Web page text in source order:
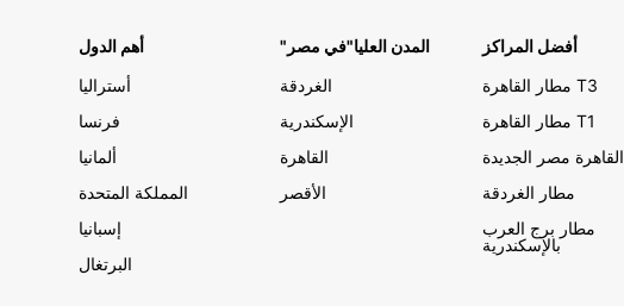
أهم الدول
أستراليا
فرنسا
ألمانيا
المملكة المتحدة
إسبانيا
البرتغال
"المدن العليا"في مصر
الغردقة
الإسكندرية
القاهرة
الأقصر
أفضل المراكز
مطار القاهرة T3
مطار القاهرة T1
القاهرة مصر الجديدة
مطار الغردقة
مطار برج العرب
بالإسكندرية